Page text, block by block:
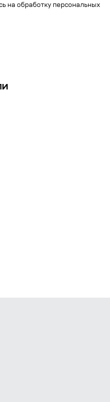
на обработку персональных